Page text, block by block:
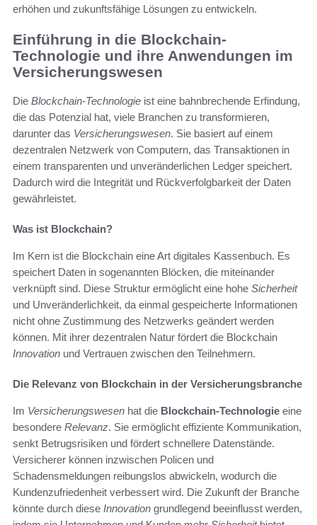
erhöhen und zukunftsfähige Lösungen zu entwickeln.
Einführung in die Blockchain-
Technologie und ihre Anwendungen im
Versicherungswesen
Die Blockchain-Technologie ist eine bahnbrechende Erfindung,
die das Potenzial hat, viele Branchen zu transformieren,
darunter das Versicherungswesen. Sie basiert auf einem
dezentralen Netzwerk von Computern, das Transaktionen in
einem transparenten und unveränderlichen Ledger speichert.
Dadurch wird die Integrität und Rückverfolgbarkeit der Daten
gewährleistet.
Was ist Blockchain?
Im Kern ist die Blockchain eine Art digitales Kassenbuch. Es
speichert Daten in sogenannten Blöcken, die miteinander
verknüpft sind. Diese Struktur ermöglicht eine hohe Sicherheit
und Unveränderlichkeit, da einmal gespeicherte Informationen
nicht ohne Zustimmung des Netzwerks geändert werden
können. Mit ihrer dezentralen Natur fördert die Blockchain
Innovation und Vertrauen zwischen den Teilnehmern.
Die Relevanz von Blockchain in der Versicherungsbranche
Im Versicherungswesen hat die Blockchain-Technologie eine
besondere Relevanz. Sie ermöglicht effiziente Kommunikation,
senkt Betrugsrisiken und fördert schnellere Datenstände.
Versicherer können inzwischen Policen und
Schadensmeldungen reibungslos abwickeln, wodurch die
Kundenzufriedenheit verbessert wird. Die Zukunft der Branche
könnte durch diese Innovation grundlegend beeinflusst werden,